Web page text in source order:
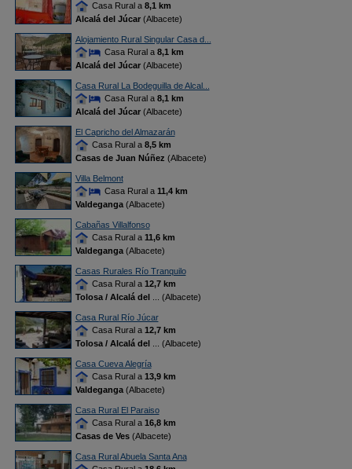
Casa Rural a 8,1 km
Alcalá del Júcar(Albacete)
Alojamiento Rural Singular Casa d...
Casa Rural a 8,1 km
Alcalá del Júcar(Albacete)
Casa Rural La Bodeguilla de Alcal...
Casa Rural a 8,1 km
Alcalá del Júcar(Albacete)
El Capricho del Almazarán
Casa Rural a 8,5 km
Casas de Juan Núñez (Albacete)
Villa Belmont
Casa Rural a 11,4 km
Valdeganga(Albacete)
Cabañas Villalfonso
Casa Rural a 11,6 km
Valdeganga(Albacete)
Casas Rurales Río Tranquilo
Casa Rural a 12,7 km
Tolosa / Alcalá del
... (Albacete)
Casa Rural Río Júcar
Casa Rural a 12,7 km
Tolosa / Alcalá del
... (Albacete)
Casa Cueva Alegría
Casa Rural a 13,9 km
Valdeganga(Albacete)
Casa Rural El Paraiso
Casa Rural a 16,8 km
Casas de Ves(Albacete)
Casa Rural Abuela Santa Ana